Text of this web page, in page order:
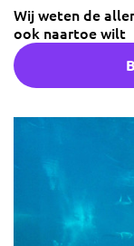
Wij weten de
ook naartoe wilt